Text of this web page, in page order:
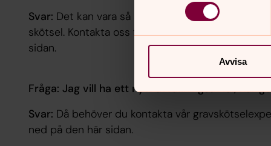
Avvisa
Svar: Det kan vara så att pengarna som återstår
skötsel. Kontakta oss för mer information,
sidan.
Fråga: Jag vill ha ett nytt avräkningsavtal, hur
Svar: Då behöver du kontakta vår
ned på den här sidan.